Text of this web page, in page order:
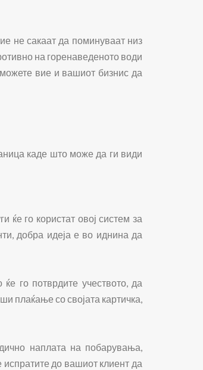
не сакаат да поминуваат низ
на горенаведеното води
вие ​​и вашиот бизнис да
каде што може да ги види
ќе го користат овој систем за
добра идеја е во иднина да
го потврдите учеството, да
плаќање со својата картичка,
наплата на побарувања,
испратите до вашиот клиент да